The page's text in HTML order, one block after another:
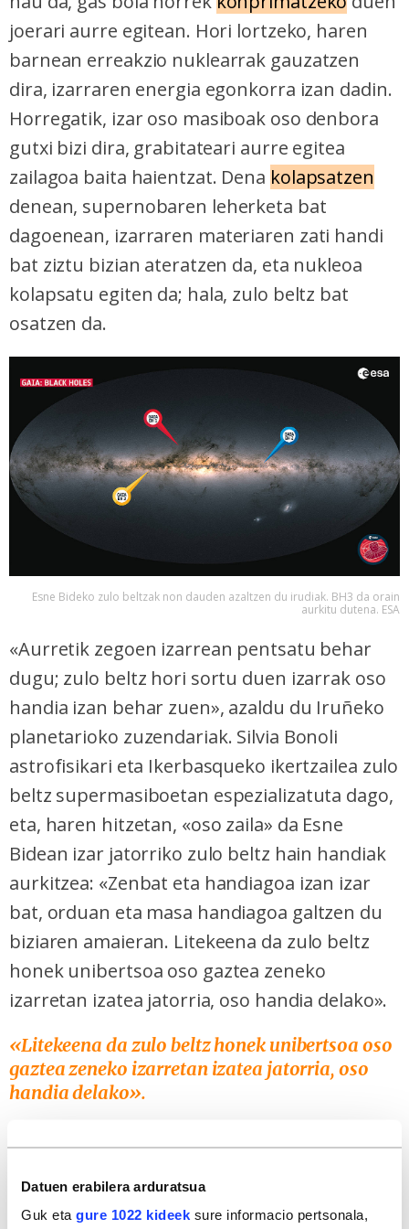
Datuen erabilera arduratsua
Guk eta gure 1022 kideek sure informacio pertsonala,
joerari aurre egitean. Hori lortzeko, haren
barnean erreakzio nuklearrak gauzatzen
dira, izarraren energia egonkorra izan dadin.
Horregatik, izar oso masiboak oso denbora
gutxi bizi dira, grabitateari aurre egitea
zailagoa baita haientzat. Dena kolapsatzen
denean, supernobaren leherketa bat
dagoenean, izarraren materiaren zati handi
bat ziztu bizian ateratzen da, eta nukleoa
kolapsatu egiten da; hala, zulo beltz bat
osatzen da.
Esne Bideko zulo beltzak non dauden azaltzen du irudiak. BH3 da orain
aurkitu dutena. ESA
«Aurretik zegoen izarrean pentsatu behar
dugu; zulo beltz hori sortu duen izarrak oso
handia izan behar zuen», azaldu du Iruñeko
planetarioko zuzendariak. Silvia Bonoli
astrofisikari eta Ikerbasqueko ikertzailea zulo
beltz supermasiboetan espezializatuta dago,
eta, haren hitzetan, «oso zaila» da Esne
Bidean izar jatorriko zulo beltz hain handiak
aurkitzea: «Zenbat eta handiagoa izan izar
bat, orduan eta masa handiagoa galtzen du
biziaren amaieran. Litekeena da zulo beltz
honek unibertsoa oso gaztea zeneko
izarretan izatea jatorria, oso handia delako».
«Litekeena da zulo beltz honek unibertsoa oso
gaztea zeneko izarretan izatea jatorria, oso
handia delako».